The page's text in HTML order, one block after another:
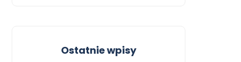
Ostatnie wpisy